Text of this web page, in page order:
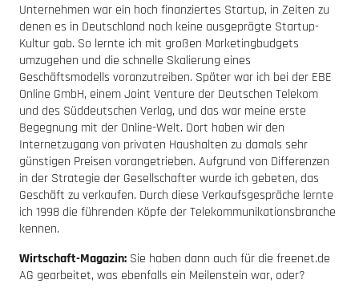
Unternehmen war ein hoch finanziertes Startup, in Zeiten zu
denen es in Deutschland noch keine ausgeprägte Startup-
Kultur gab. So lernte ich mit großen Marketingbudgets
umzugehen und die schnelle Skalierung eines
Geschäftsmodells voranzutreiben. Später war ich bei der EBE
Online GmbH, einem Joint Venture der Deutschen Telekom
und des Süddeutschen Verlag, und das war meine erste
Begegnung mit der Online-Welt. Dort haben wir den
Internetzugang von privaten Haushalten zu damals sehr
günstigen Preisen vorangetrieben. Aufgrund von Differenzen
in der Strategie der Gesellschafter wurde ich gebeten, das
Geschäft zu verkaufen. Durch diese Verkaufsgespräche lernte
ich 1998 die führenden Köpfe der Telekommunikationsbranche
kennen.
Wirtschaft-Magazin: Sie haben dann auch für die freenet.de
AG gearbeitet, was ebenfalls ein Meilenstein war, oder?